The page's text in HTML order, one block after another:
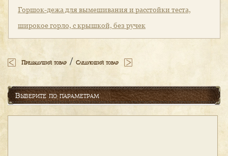
Горшок-дежа для вымешивания и расстойки теста,
широкое горло, с крышкой, без ручек
Предыдущий товар / Следующий товар
Выберите по параметрам